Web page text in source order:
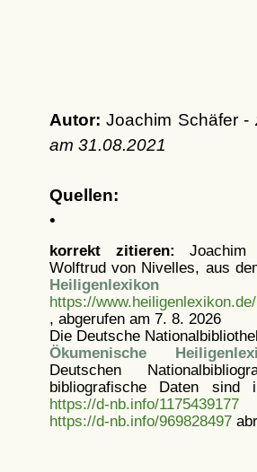
Autor: Joachim Schäfer -
am 31.08.2021
Quellen:
•
korrekt zitieren: Joachim
Wolftrud von Nivelles, aus
Heiligenlexikon
https://
, abgerufen am 7. 8. 2026
Die Deutsche
Ökumenische
Deutschen
bibliografische Daten sind
https://d-nb.info/1175439177
https://d-nb.info/969828497